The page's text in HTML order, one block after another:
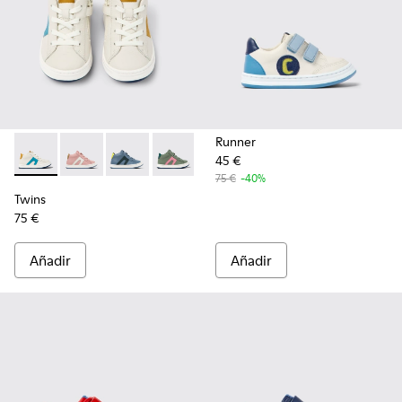
Twins - K900338-002 - Sneakers blancas de piel para niños
Twins - K900338-004 - Sneakers de piel rosa para
Twins - K900338-003 - Sneakers de piel gris
Twins - K900338-001 - Sneakers
Twins
75 €
Añadir
Runner
45 €
75 € -40%
Añadir